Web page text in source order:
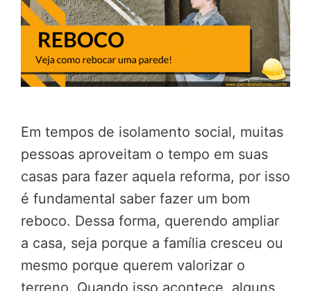
Em tempos de isolamento social, muitas
pessoas aproveitam o tempo em suas
casas para fazer aquela reforma, por isso
é fundamental saber fazer um bom
reboco. Dessa forma, querendo ampliar
a casa, seja porque a família cresceu ou
mesmo porque querem valorizar o
terreno. Quando isso acontece, alguns